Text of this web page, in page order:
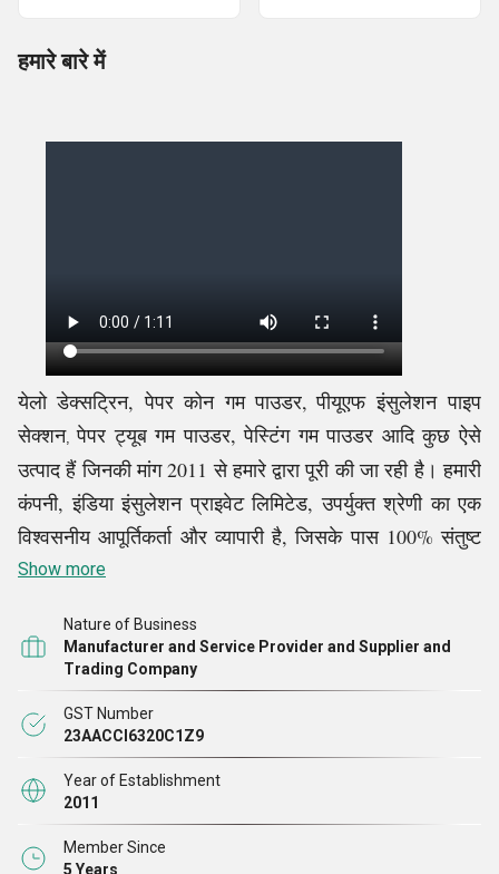
हमारे बारे में
येलो डेक्सट्रिन, पेपर कोन गम पाउडर, पीयूएफ इंसुलेशन पाइप
सेक्शन, पेपर ट्यूब गम पाउडर, पेस्टिंग गम पाउडर आदि कुछ ऐसे
उत्पाद हैं जिनकी मांग 2011 से हमारे द्वारा पूरी की जा रही है। हमारी
कंपनी, इंडिया इंसुलेशन प्राइवेट लिमिटेड, उपर्युक्त श्रेणी का एक
विश्वसनीय आपूर्तिकर्ता और व्यापारी है, जिसके पास 100% संतुष्ट
ग्राहक आधार है। हमारी कंपनी ने हमेशा बेहद पेशेवर तरीके से काम
मानदंड स्थापित करने में सक्षम बनाया है। खरीद, परीक्षण, पैकेजिंग
और अन्य व्यावसायिक कार्यों को सुचारू तरीके से करने के लिए, हमने
विशिष्ट पेशेवरों को काम पर रखा है।
हमारे उद्योग की गहन जानकारी के कारण, हम सर्वोत्तम संभव तरीके
से खरीदारों की सेवा करने में सक्षम हैं। हमारे व्यवसाय का एक और
लाभकारी पहलू यह है कि हम हमेशा ग्राहकों की प्रतिक्रिया पर
Show more
Nature of Business
Manufacturer and Service Provider and Supplier and
Trading Company
GST Number
23AACCI6320C1Z9
Year of Establishment
2011
Member Since
5 Years